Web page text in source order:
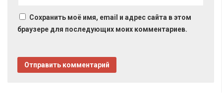
Сохранить моё имя, email и адрес сайта в этом
браузере для последующих моих комментариев.